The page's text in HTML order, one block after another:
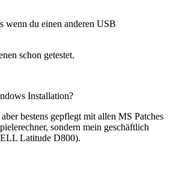
wenn du einen anderen USB
schon getestet.
Installation?
bestens gepflegt mit allen MS Patches
sondern mein geschäftlich
Latitude D800).